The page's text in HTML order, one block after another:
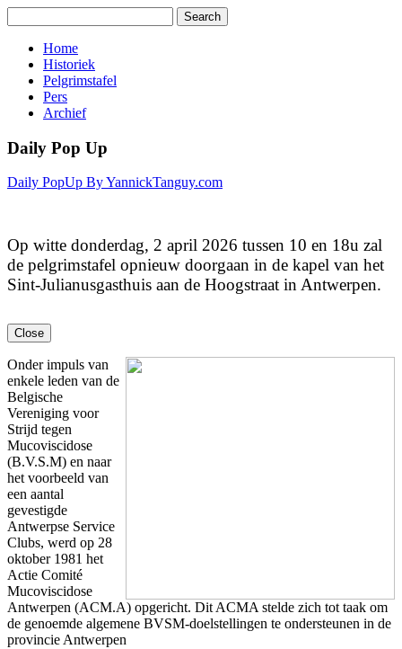
Home
Historiek
Pelgrimstafel
Pers
Archief
Daily Pop Up
Daily PopUp By YannickTanguy.com
Op witte donderdag, 2 april 2026 tussen 10 en 18u zal
de pelgrimstafel opnieuw doorgaan in de kapel van het
Sint-Julianusgasthuis aan de Hoogstraat in Antwerpen.
Onder impuls van
enkele leden van de
Belgische
Vereniging voor
Strijd tegen
Mucoviscidose
(B.V.S.M) en naar
het voorbeeld van
een aantal
gevestigde
Antwerpse Service
Clubs, werd op 28
oktober 1981 het
Actie Comité
Mucoviscidose
Antwerpen (ACM.A) opgericht. Dit ACMA stelde zich tot taak om
de genoemde algemene BVSM-doelstellingen te ondersteunen in de
provincie Antwerpen